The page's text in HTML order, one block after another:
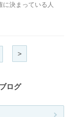
決まっている人
>
ログ